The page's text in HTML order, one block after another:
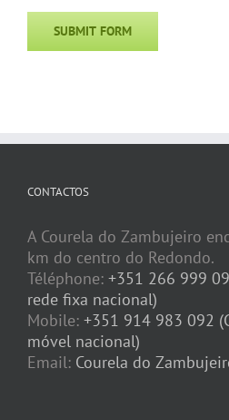
CONTACTOS
A Courela do Zambujeiro
km do centro do Redondo.
Téléphone: +351 266 999
rede fixa nacional)
Mobile: +351 914 983 092
móvel nacional)
Email: Courela do